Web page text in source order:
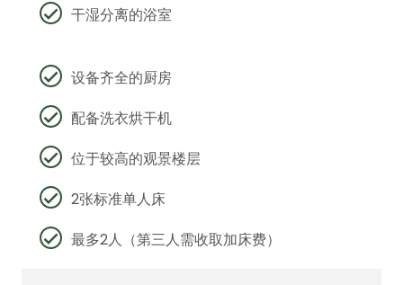
干湿分离的浴室
设备齐全的厨房
配备洗衣烘干机
位于较高的观景楼层
2张标准单人床
最多2人（第三人需收取加床费）